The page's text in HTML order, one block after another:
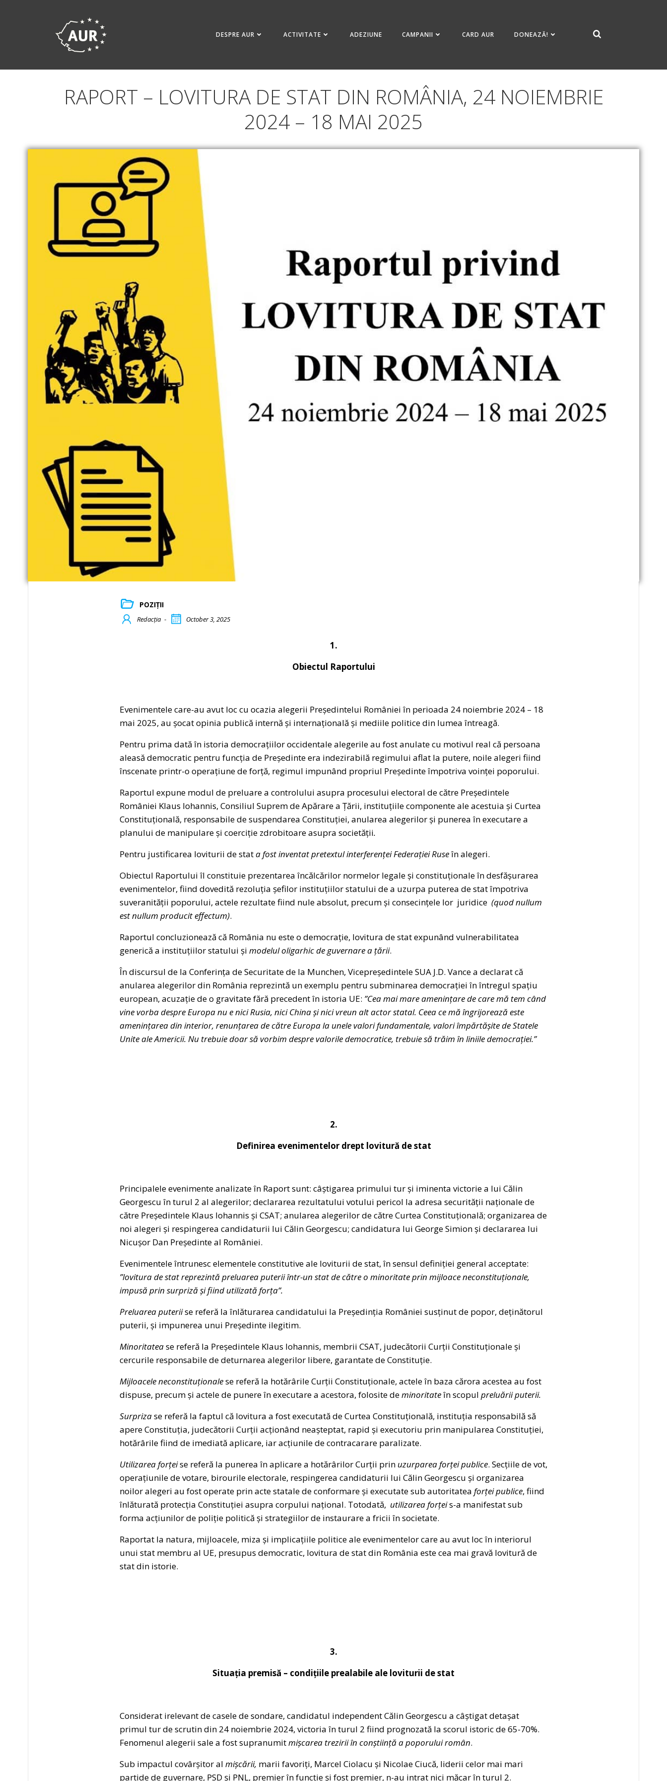
DESPRE AUR ACTIVITATE ADEZIUNE CAMPANII CARD AUR DONEAZĂ!
RAPORT – LOVITURA DE STAT DIN ROMÂNIA, 24 NOIEMBRIE
2024 – 18 MAI 2025
POZIȚII
Redacția - October 3, 2025
1.
Obiectul Raportului
Evenimentele care-au avut loc cu ocazia alegerii Președintelui României în perioada 24 noiembrie 2024 – 18
mai 2025, au șocat opinia publică internă și internațională și mediile politice din lumea întreagă.
Pentru prima dată în istoria democrațiilor occidentale alegerile au fost anulate cu motivul real că persoana
aleasă democratic pentru funcția de Președinte era indezirabilă regimului aflat la putere, noile alegeri fiind
înscenate printr-o operațiune de forță, regimul impunând propriul Președinte împotriva voinței poporului.
Raportul expune modul de preluare a controlului asupra procesului electoral de către Președintele
României Klaus Iohannis, Consiliul Suprem de Apărare a Țării, instituțiile componente ale acestuia și Curtea
Constituțională, responsabile de suspendarea Constituției, anularea alegerilor și punerea în executare a
planului de manipulare și coerciție zdrobitoare asupra societății.
Pentru justificarea loviturii de stata fost inventat pretextul interferenței Federației Ruseîn alegeri.
Obiectul Raportului îl constituie prezentarea încălcărilor normelor legale și constituționale în desfășurarea
evenimentelor, fiind dovedită rezoluția șefilor instituțiilor statului de a uzurpa puterea de stat împotriva
suveranității poporului, actele rezultate fiind nule absolut, precum și consecințele lor juridice (quod nullum
est nullum producit effectum).
Raportul concluzionează că România nu este o democrație, lovitura de stat expunând vulnerabilitatea
generică a instituțiilor statului și modelul oligarhic de guvernare a țării.
În discursul de la Conferința de Securitate de la Munchen, Vicepreședintele SUA J.D. Vance a declarat că
anularea alegerilor din România reprezintă un exemplu pentru subminarea democrației în întregul spațiu
european, acuzație de o gravitate fără precedent în istoria UE: ”Cea mai mare amenințare de care mă tem când
vine vorba despre Europa nu e nici Rusia, nici China și nici vreun alt actor statal. Ceea ce mă îngrijorează este
amenințarea din interior, renunțarea de către Europa la unele valori fundamentale, valori împărtășite de Statele
Unite ale Americii. Nu trebuie doar să vorbim despre valorile democratice, trebuie să trăim în liniile democrației.”
2.
Definirea evenimentelor drept lovitură de stat
Principalele evenimente analizate în Raport sunt: câștigarea primului tur și iminenta victorie a lui Călin
Georgescu în turul 2 al alegerilor; declararea rezultatului votului pericol la adresa securității naționale de
către Președintele Klaus Iohannis și CSAT; anularea alegerilor de către Curtea Constituțională; organizarea de
noi alegeri și respingerea candidaturii lui Călin Georgescu; candidatura lui George Simion și declararea lui
Nicușor Dan Președinte al României.
Evenimentele întrunesc elementele constitutive ale loviturii de stat, în sensul definiției general acceptate:
”lovitura de stat reprezintă preluarea puterii într-un stat de către o minoritate prin mijloace neconstituționale,
impusă prin surpriză și fiind utilizată forța”.
Preluarea puteriise referă la înlăturarea candidatului la Președinția României susținut de popor, deținătorul
puterii, și impunerea unui Președinte ilegitim.
Minoritatease referă la Președintele Klaus Iohannis, membrii CSAT, judecătorii Curții Constituționale și
cercurile responsabile de deturnarea alegerilor libere, garantate de Constituție.
Mijloacele neconstituționalese referă la hotărârile Curții Constituționale, actele în baza cărora acestea au fost
dispuse, precum și actele de punere în executare a acestora, folosite deminoritateîn scopul preluării puterii.
Surprizase referă la faptul că lovitura a fost executată de Curtea Constituțională, instituția responsabilă să
apere Constituția, judecătorii Curții acționând neașteptat, rapid și executoriu prin manipularea Constituției,
hotărârile fiind de imediată aplicare, iar acțiunile de contracarare paralizate.
Utilizarea forțeise referă la punerea în aplicare a hotărârilor Curții prin uzurparea forței publice. Secțiile de vot,
operațiunile de votare, birourile electorale, respingerea candidaturii lui Călin Georgescu și organizarea
noilor alegeri au fost operate prin acte statale de conformare și executate sub autoritatea forței publice, fiind
înlăturată protecția Constituției asupra corpului național. Totodată, utilizarea forțeis-a manifestat sub
forma acțiunilor de poliție politică și strategiilor de instaurare a fricii în societate.
Raportat la natura, mijloacele, miza și implicațiile politice ale evenimentelor care au avut loc în interiorul
unui stat membru al UE, presupus democratic, lovitura de stat din România este cea mai gravă lovitură de
stat din istorie.
3.
Situația premisă – condițiile prealabile ale loviturii de stat
Considerat irelevant de casele de sondare, candidatul independent Călin Georgescu a câștigat detașat
primul tur de scrutin din 24 noiembrie 2024, victoria în turul 2 fiind prognozată la scorul istoric de 65-70%.
Fenomenul alegerii sale a fost supranumitmișcarea trezirii în conștiință a poporului român.
Sub impactul covârșitor al mișcării, marii favoriți, Marcel Ciolacu și Nicolae Ciucă, liderii celor mai mari
partide de guvernare, PSD și PNL, premier în funcție și fost premier, n-au intrat nici măcar în turul 2.